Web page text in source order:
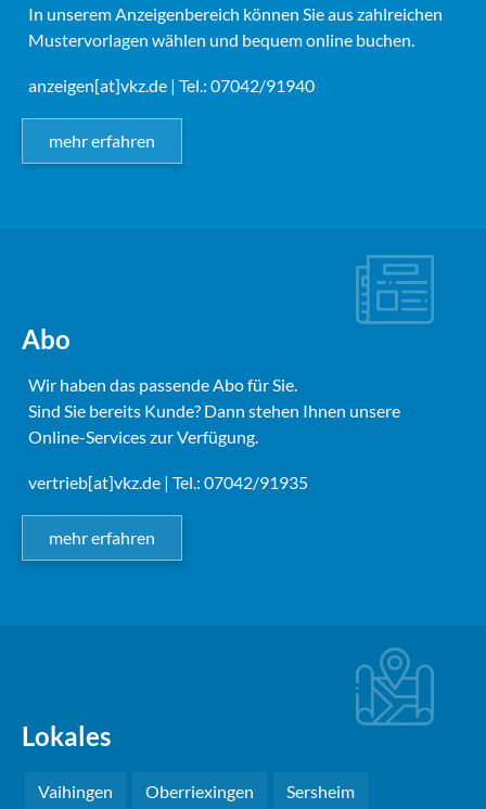
In unserem Anzeigenbereich können Sie aus zahlreichen
Mustervorlagen wählen und bequem online buchen.
anzeigen[at]vkz.de | Tel.: 07042/91940
mehr erfahren
Abo
Wir haben das passende Abo für Sie.
Sind Sie bereits Kunde? Dann stehen Ihnen unsere
Online-Services zur Verfügung.
vertrieb[at]vkz.de | Tel.: 07042/91935
mehr erfahren
Lokales
Vaihingen Oberriexingen Sersheim